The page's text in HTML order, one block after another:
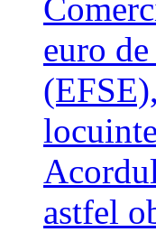
euro
astfel